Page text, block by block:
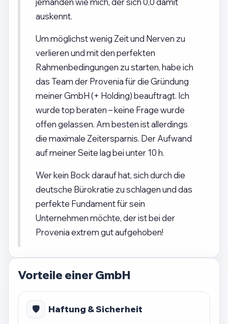
auskennt.
Um möglichst wenig Zeit und Nerven zu
verlieren und mit den perfekten
Rahmenbedingungen zu starten, habe ich
das Team der Provenia für die Gründung
meiner GmbH (+ Holding) beauftragt. Ich
wurde top beraten – keine Frage wurde
offen gelassen. Am besten ist allerdings
die maximale Zeitersparnis. Der Aufwand
auf meiner Seite lag bei unter 10 h.
Wer kein Bock darauf hat, sich durch die
deutsche Bürokratie zu schlagen und das
perfekte Fundament für sein
Unternehmen möchte, der ist bei der
Provenia extrem gut aufgehoben!
Vorteile einer GmbH
🛡️ Haftung & Sicherheit